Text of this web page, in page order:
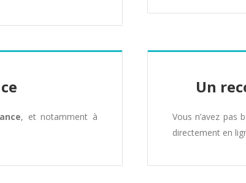
, et notamment à
Un
Vous n’avez pas
directement en